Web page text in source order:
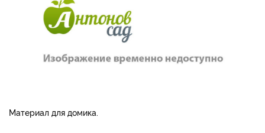
Материал для домика.